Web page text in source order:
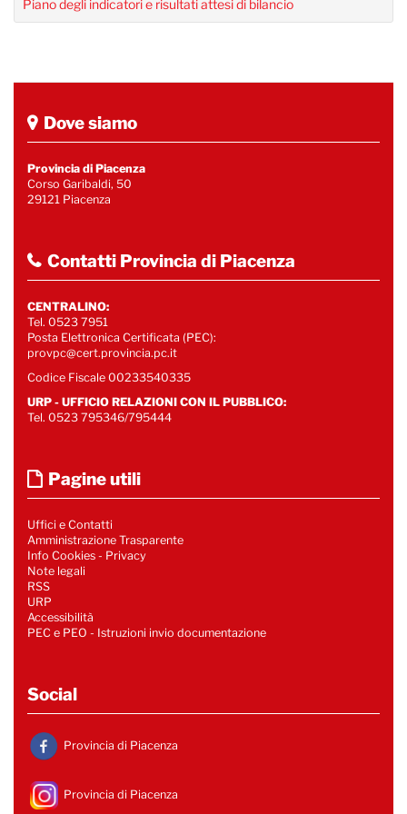
Piano degli indicatori e risultati attesi di bilancio
Dove siamo
Provincia di Piacenza
Corso Garibaldi, 50
29121 Piacenza
Contatti Provincia di Piacenza
CENTRALINO:
Tel. 0523 7951
Posta Elettronica Certificata (PEC):
provpc@cert.provincia.pc.it
Codice Fiscale 00233540335
URP - UFFICIO RELAZIONI CON IL PUBBLICO:
Tel. 0523 795346/795444
Pagine utili
Uffici e Contatti
Amministrazione Trasparente
Info Cookies - Privacy
Note legali
RSS
URP
Accessibilità
PEC e PEO - Istruzioni invio documentazione
Social
Provincia di Piacenza
Provincia di Piacenza